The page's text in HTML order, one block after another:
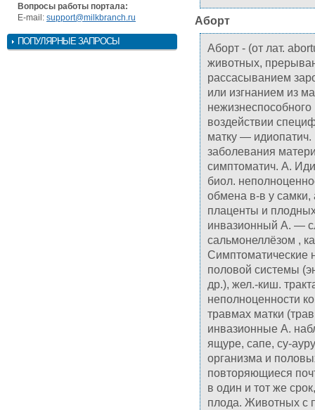
Вопросы работы портала:
E-mail: support@milkbranch.ru
ПОПУЛЯРНЫЕ ЗАПРОСЫ
Аборт
Аборт - (от лат.
животных,
рассасыванием
или изгнанием из
воздействии
матку — идиопатич.
заболевания
симптоматич. А.
биол.
обмена в-в у самки,
плаценты и
инвазионный А. —
сальмонеллёзом ,
Симптоматические
половой системы
др.), жел.-киш.
неполноценности
травмах матки
инвазионные А.
ящуре, сапе, су-
организма и
повторяющиеся
в один и тот же
плода. Животных с